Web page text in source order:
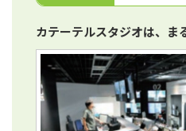
カテーテルスタジオは、ま